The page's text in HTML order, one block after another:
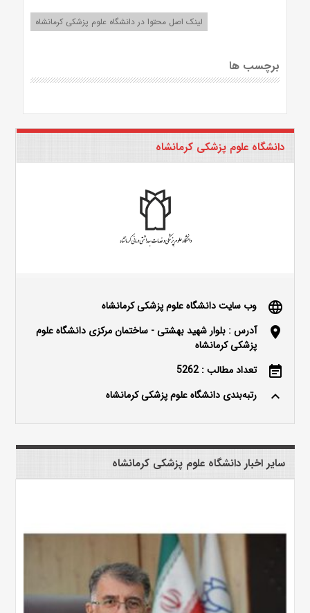
لینک اصل محتوا در دانشگاه علوم پزشکی کرمانشاه
برچسب ها
دانشگاه علوم پزشکی کرمانشاه
language وب سایت دانشگاه علوم پزشکی کرمانشاه
location_on
آدرس : بلوار شهید بهشتی - ساختمان مرکزی دانشگاه علوم
پزشکی کرمانشاه
event_note تعداد مطالب : 5262
keyboard_arrow_up رتبه‌بندی دانشگاه علوم پزشکی کرمانشاه
سایر اخبار دانشگاه علوم پزشکی کرمانشاه